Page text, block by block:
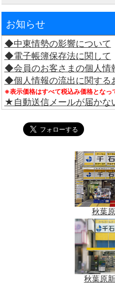
お知らせ
◆中東情勢の影響について
◆電子帳簿保存法に関して
◆会員のお客さまの個人情
◆個人情報の流出に関する
※表示価格はすべて税込み価格となっ
★自動送信メールが届かな
秋葉
秋葉原